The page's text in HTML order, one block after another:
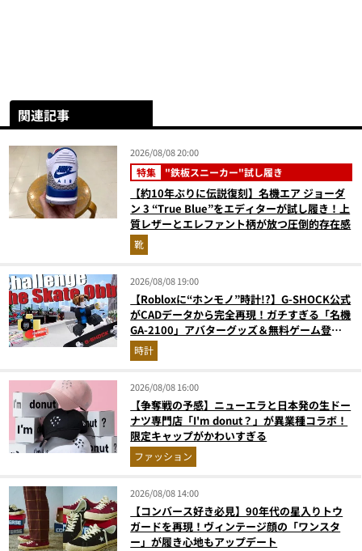
関連記事
2026/08/08 20:00
特集 "鉄板スニーカー"試し履き
【約10年ぶりに伝説復刻】名機エア ジョーダ
ン 3 “True Blue”をエディターが試し履き！上
質レザーとエレファント柄が放つ圧倒的存在感
靴
2026/08/08 19:00
【Robloxに“ホンモノ”時計!?】G-SHOCK公式
がCADデータから完全再現！ガチすぎる「名機
GA-2100」アバターグッズ＆無料ゲーム登場
が見逃せない
時計
2026/08/08 16:00
【争奪戦の予感】ニューエラと日本発の生ドー
ナツ専門店「I'm donut？」が異業種コラボ！
限定キャップがかわいすぎる
ファッション
2026/08/08 14:00
【コンバース好き必見】90年代の星入りトウ
ガードを再現！ヴィンテージ顔の「ワンスタ
ー」が履き心地もアップデート